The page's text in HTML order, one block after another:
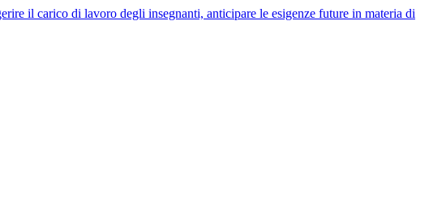
il carico di lavoro degli insegnanti, anticipare le esigenze future in materia di